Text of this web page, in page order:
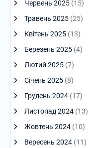
Червень 2025(15)
Травень 2025(25)
Квітень 2025(13)
Березень 2025(4)
Лютий 2025(7)
Січень 2025(8)
Грудень 2024(17)
Листопад 2024(13)
Жовтень 2024(10)
Вересень 2024(11)